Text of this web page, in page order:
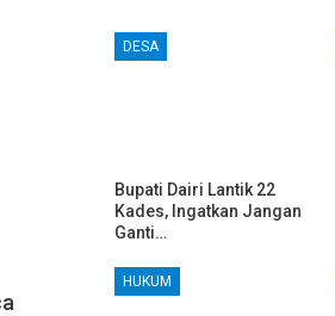
DESA
Bupati Dairi Lantik 22
Kades, Ingatkan Jangan
Ganti…
HUKUM